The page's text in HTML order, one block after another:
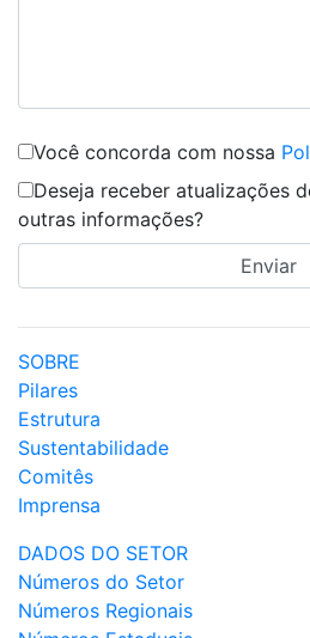
Você concorda com nossa
Deseja receber atualizações
outras informações?
SOBRE
Pilares
Estrutura
Sustentabilidade
Comitês
Imprensa
DADOS DO SETOR
Números do Setor
Números Regionais